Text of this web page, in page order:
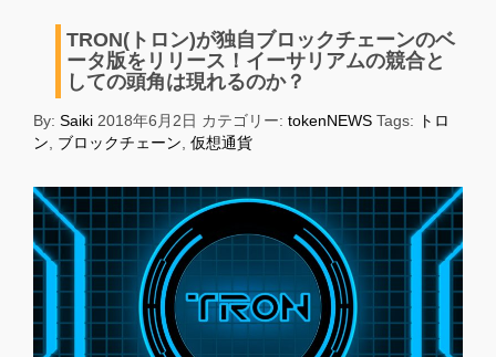
TRON(トロン)が独自ブロックチェーンのベ
ータ版をリリース！イーサリアムの競合と
しての頭角は現れるのか？
By: Saiki 2018年6月2日 カテゴリー: tokenNEWS Tags:
トロ
ン
ブロックチェーン 仮想通貨